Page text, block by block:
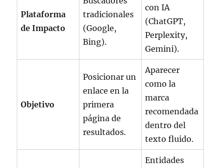
Plataforma
de Impacto
tradicionales
(Google,
Bing).
con IA
(ChatGPT,
Perplexity,
Gemini).
Objetivo
Posicionar un
enlace en la
primera
página de
resultados.
Aparecer
como la
marca
recomendada
dentro del
texto fluido.
Entidades